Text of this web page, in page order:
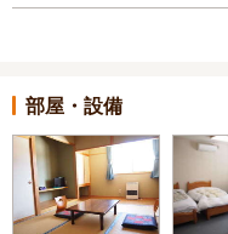
部屋・設備